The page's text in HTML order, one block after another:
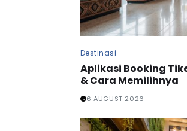
Destinasi
Aplikasi Booking
& Cara Memilihnya
6 AUGUST 2026